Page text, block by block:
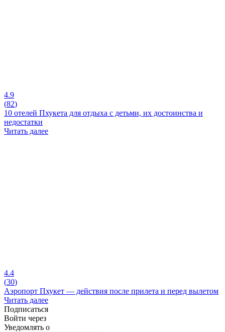
4.9
(82)
10 отелей Пхукета для отдыха с детьми, их достоинства и
недостатки
Читать далее
4.4
(30)
Аэропорт Пхукет — действия после прилета и перед вылетом
Читать далее
Подписаться
Войти через
Уведомлять о